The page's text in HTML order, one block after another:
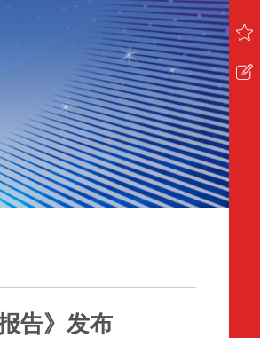
告》发布